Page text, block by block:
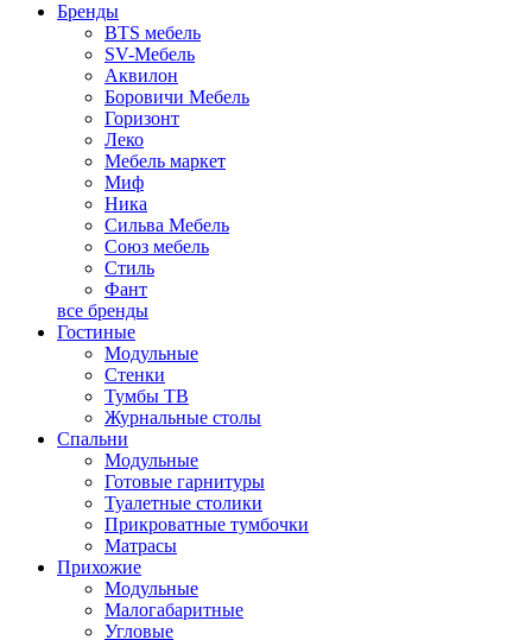
Бренды
BTS мебель
SV-Мебель
Аквилон
Боровичи Мебель
Горизонт
Леко
Мебель маркет
Миф
Ника
Сильва Мебель
Союз мебель
Стиль
Фант
все бренды
Гостиные
Модульные
Стенки
Тумбы ТВ
Журнальные столы
Спальни
Модульные
Готовые гарнитуры
Туалетные столики
Прикроватные тумбочки
Матрасы
Прихожие
Модульные
Малогабаритные
Угловые